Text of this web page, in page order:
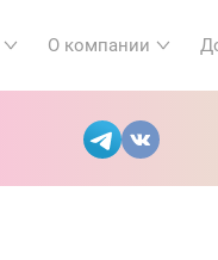
О компании